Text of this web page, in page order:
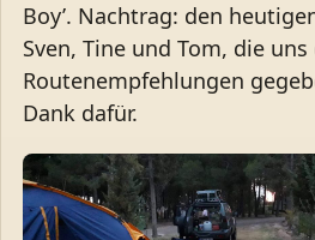
Boy’. Nachtrag: den
Sven, Tine und Tom, die uns
Routenempfehlungen
Dank dafür.